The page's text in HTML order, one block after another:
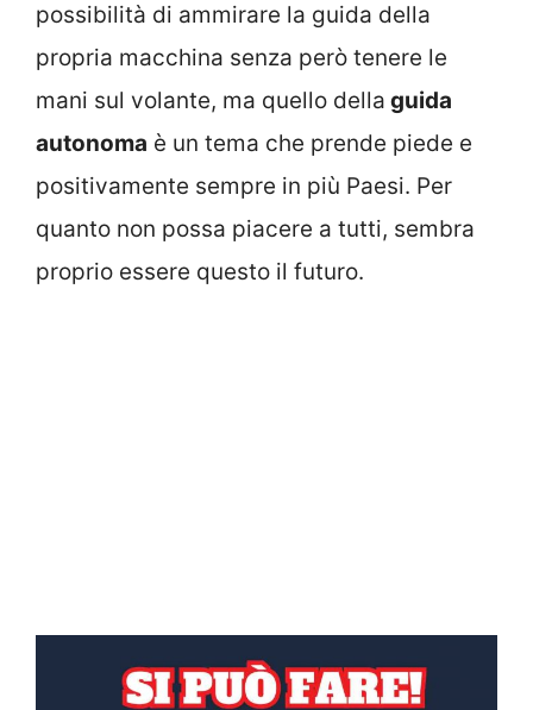
possibilità di ammirare la guida della
propria macchina senza però tenere le
mani sul volante, ma quello della guida
autonoma è un tema che prende piede e
positivamente sempre in più Paesi. Per
quanto non possa piacere a tutti, sembra
proprio essere questo il futuro.